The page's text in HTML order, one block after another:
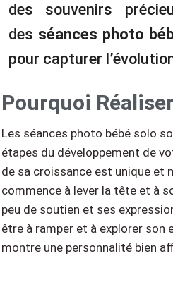
des souvenirs
des séances photo
pour capturer
Pourquoi
Les séances photo bébé solo
étapes du développement de
de sa croissance est unique et
commence à lever la tête et à
peu de soutien et ses
être à ramper et à explorer son
montre une personnalité bien